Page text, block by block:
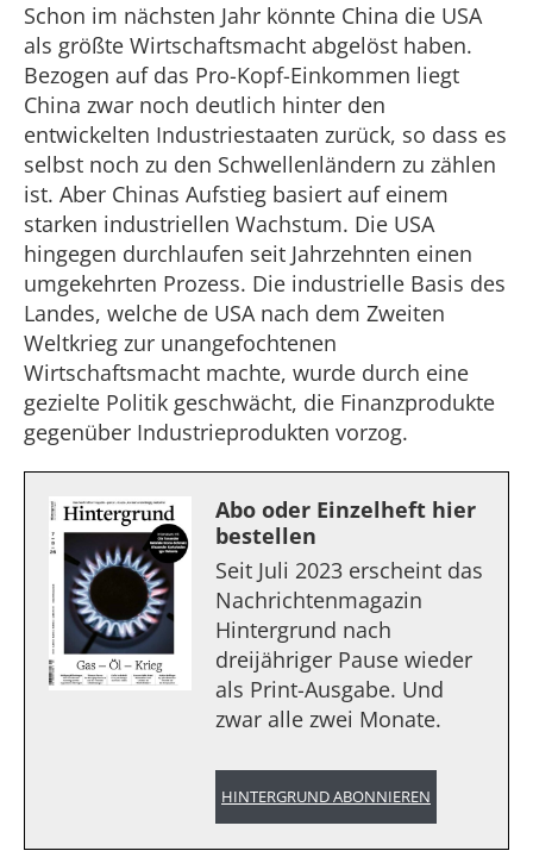
Schon im nächsten Jahr könnte China die USA
als größte Wirtschaftsmacht abgelöst haben.
Bezogen auf das Pro-Kopf-Einkommen liegt
China zwar noch deutlich hinter den
entwickelten Industriestaaten zurück, so dass es
selbst noch zu den Schwellenländern zu zählen
ist. Aber Chinas Aufstieg basiert auf einem
starken industriellen Wachstum. Die USA
hingegen durchlaufen seit Jahrzehnten einen
umgekehrten Prozess. Die industrielle Basis des
Landes, welche de USA nach dem Zweiten
Weltkrieg zur unangefochtenen
Wirtschaftsmacht machte, wurde durch eine
gezielte Politik geschwächt, die Finanzprodukte
gegenüber Industrieprodukten vorzog.
Abo oder Einzelheft hier
bestellen
Seit Juli 2023 erscheint das
Nachrichtenmagazin
Hintergrund nach
dreijähriger Pause wieder
als Print-Ausgabe. Und
zwar alle zwei Monate.
HINTERGRUND ABONNIEREN